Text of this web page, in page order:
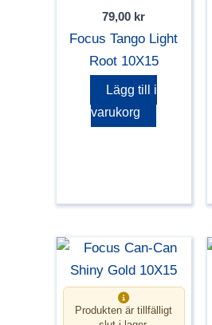
79,00 kr
Focus Tango Light
Root 10X15
Lägg till i
varukorg
Produkten är tillfälligt